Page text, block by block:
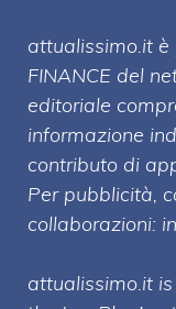
attualissimo.it
FINANCE del
editoriale
informazione
contributo di
Per pubblicità,
collaborazioni:
attualissimo.it